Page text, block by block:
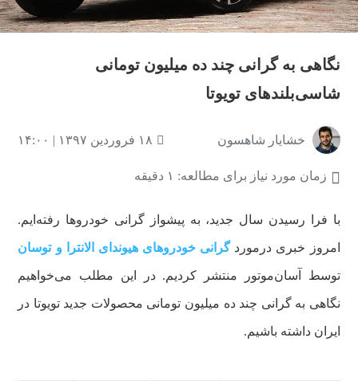
نگاهی به گرانی چند ده میلیون تومانی
شاسی‌بلندهای تویوتا
خشایار شاهسون ۱۸ فروردین ۱۳۹۷ | ۱۴:۰۰
زمان مورد نیاز برای مطالعه: ۱ دقیقه
با فرا رسیدن سال جدید، به پیشواز گرانی خودروها رفته‌ایم.
امروز خبری درموردگرانی خودروهای هیوندای الانترا و توسان
توسط آسان‌موتور منتشر کردیم. در این مطلب می‌خواهیم
نگاهی به گرانی چند ده میلیون تومانی محصولات جدید تویوتا در
ایران داشته باشیم.